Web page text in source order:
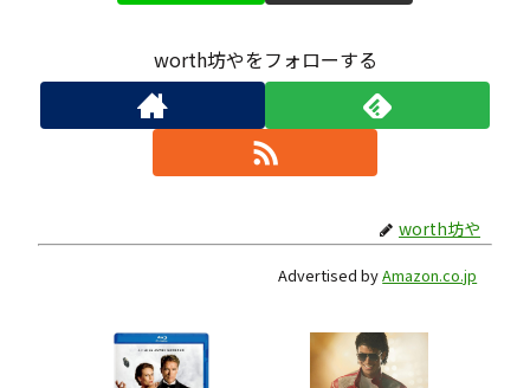
worth坊やをフォローする
worth坊や
Advertised byAmazon.co.jp